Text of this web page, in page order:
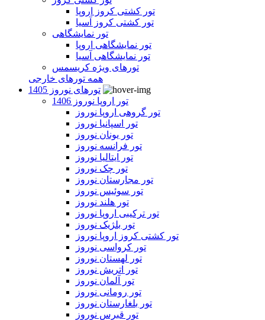
تور کشتی کروز اروپا
تور کشتی کروز آسیا
تور نمایشگاهی
تور نمایشگاهی اروپا
تور نمایشگاهی آسیا
تورهای ویژه کریسمس
همه تورهای خارجی
تورهای نوروز 1405
تور اروپا نوروز 1406
تور گروهی اروپا نوروز
تور اسپانیا نوروز
تور یونان نوروز
تور فرانسه نوروز
تور ایتالیا نوروز
تور چک نوروز
تور مجارستان نوروز
تور سوئیس نوروز
تور هلند نوروز
تور ترکیبی اروپا نوروز
تور بلژیک نوروز
تور کشتی کروز اروپا نوروز
تور کرواسی نوروز
تور لهستان نوروز
تور اتریش نوروز
تور آلمان نوروز
تور رومانی نوروز
تور بلغارستان نوروز
تور قبرس نوروز